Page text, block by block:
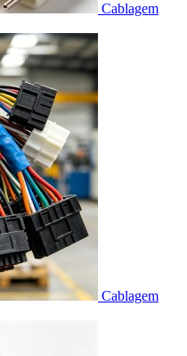
Cablagem
Cablagem